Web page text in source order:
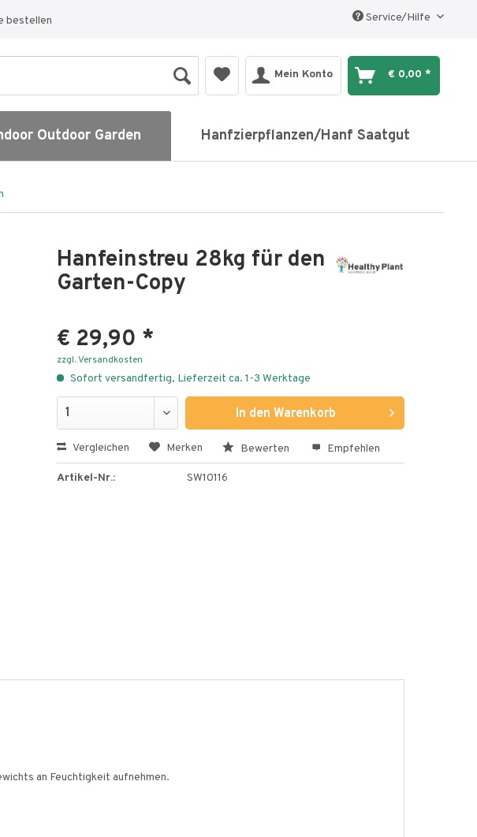
bestellen Service/Hilfe
Mein Konto € 0,00 *
Outdoor Garden Hanfzierpflanzen/Hanf Saatgut
Hanfeinstreu 28kg für den
Garten-Copy
€ 29,90 *
zzgl. Versandkosten
Sofort versandfertig, Lieferzeit ca. 1-3 Werktage
In den Warenkorb
Vergleichen Merken Bewerten Empfehlen
Artikel-Nr.: SW10116
an Feuchtigkeit aufnehmen.